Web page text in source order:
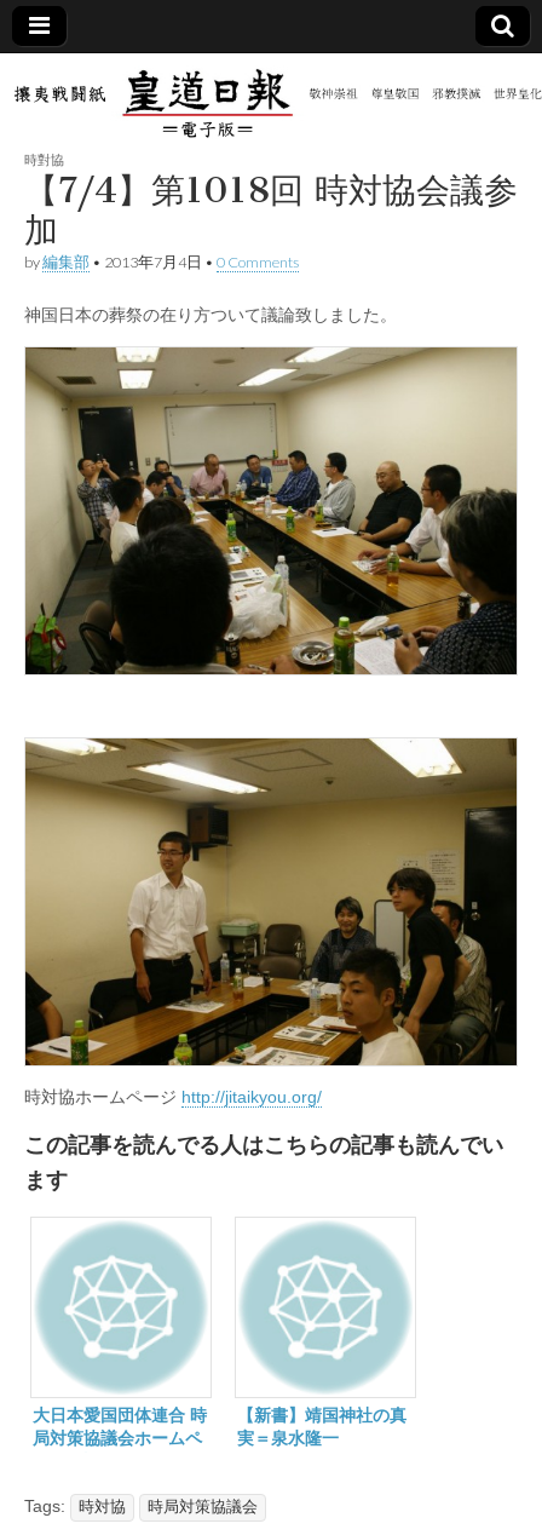
皇道
日報
（防
共新
聞）
電子
版
敬神
尊皇
｜昭
和八
年創
刊
皇道
実
攘夷
戦闘
紙
時對協
【7/4】第1018回 時対協会議参
加
by編集部 • 2013年7月4日 • 0 Comments
神国日本の葬祭の在り方ついて議論致しました。
時対協ホームページ http://jitaikyou.org/
この記事を読んでる人はこちらの記事も読んでい
ます
大日本愛国団体連合 時
局対策協議会ホームペ
【新書】靖国神社の真
実＝泉水隆一
Tags: 時対協 時局対策協議会